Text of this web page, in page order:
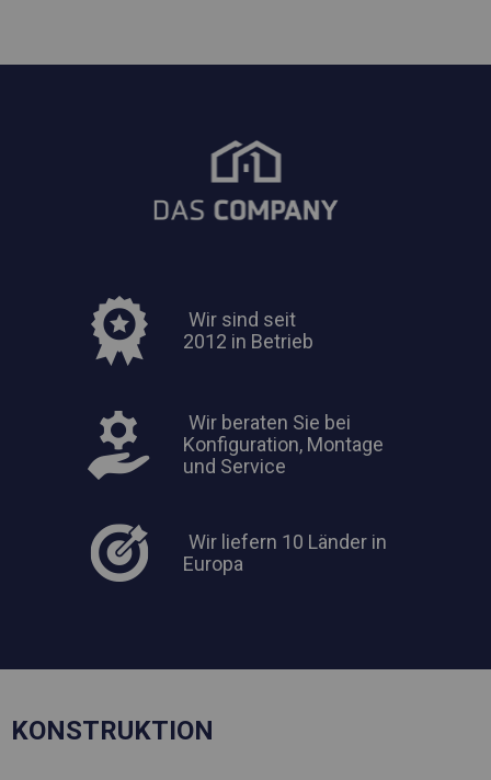
Wir sind seit
2012 in Betrieb
Wir beraten Sie bei
Konfiguration, Montage
und Service
Wir liefern 10 Länder in
Europa
KONSTRUKTION